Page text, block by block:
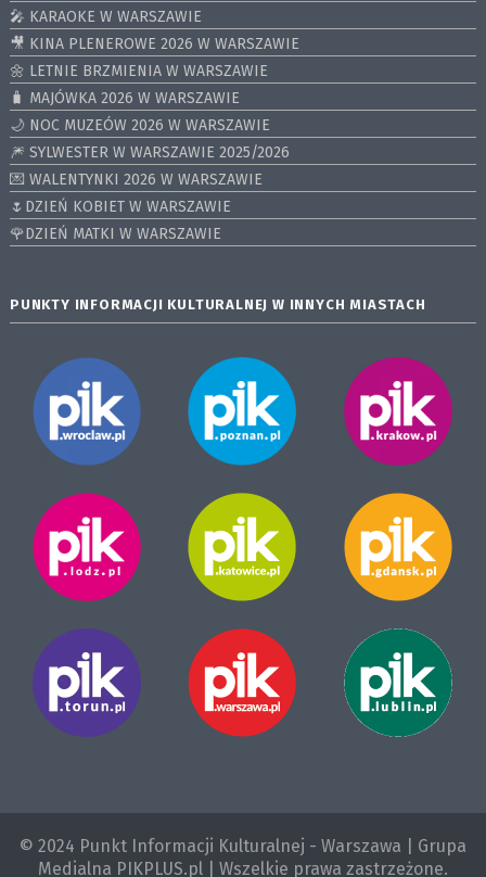
🎤 KARAOKE W WARSZAWIE
🎥 KINA PLENEROWE 2026 W WARSZAWIE
🌼 LETNIE BRZMIENIA W WARSZAWIE
🧳 MAJÓWKA 2026 W WARSZAWIE
🌙 NOC MUZEÓW 2026 W WARSZAWIE
🎆 SYLWESTER W WARSZAWIE 2025/2026
💌 WALENTYNKI 2026 W WARSZAWIE
🌷DZIEŃ KOBIET W WARSZAWIE
🌹DZIEŃ MATKI W WARSZAWIE
PUNKTY INFORMACJI KULTURALNEJ W INNYCH MIASTACH
© 2024 Punkt Informacji Kulturalnej - Warszawa | Grupa
Medialna PIKPLUS.pl | Wszelkie prawa zastrzeżone.